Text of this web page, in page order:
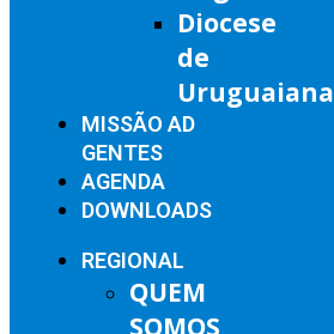
Diocese
de
Uruguaiana
MISSÃO AD
GENTES
AGENDA
DOWNLOADS
REGIONAL
QUEM
SOMOS